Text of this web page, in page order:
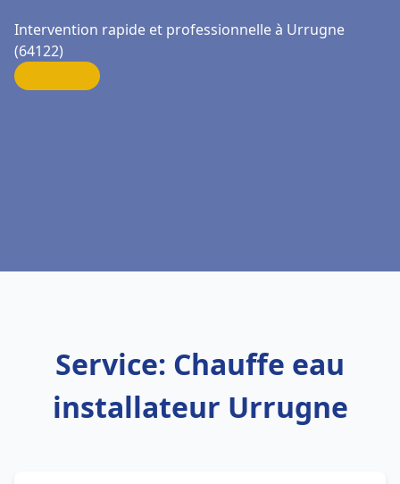
Intervention rapide et professionnelle à Urrugne
(64122)
Service: Chauffe eau
installateur Urrugne